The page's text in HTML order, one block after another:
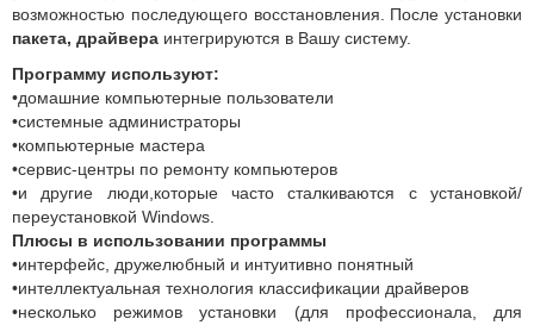
возможностью последующего восстановления. После установки
пакета, драйвера интегрируются в Вашу систему.
Программу используют:
•домашние компьютерные пользователи
•системные администраторы
•компьютерные мастера
•сервис-центры по ремонту компьютеров
•и другие люди,которые часто сталкиваются с установкой/
переустановкой Windows.
Плюсы в использовании программы
•интерфейс, дружелюбный и интуитивно понятный
•интеллектуальная технология классификации драйверов
•несколько режимов установки (для профессионала, для